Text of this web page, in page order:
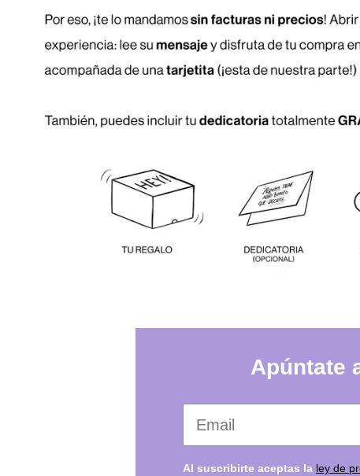
Apúntate
Al suscribirte aceptas la ley de